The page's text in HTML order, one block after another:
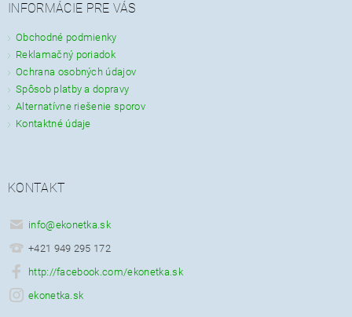
INFORMÁCIE PRE VÁS
Obchodné podmienky
Reklamačný poriadok
Ochrana osobných údajov
Spôsob platby a dopravy
Alternatívne riešenie sporov
Kontaktné údaje
KONTAKT
info@ekonetka.sk
+421 949 295 172
http://facebook.com/ekonetka.sk
ekonetka.sk